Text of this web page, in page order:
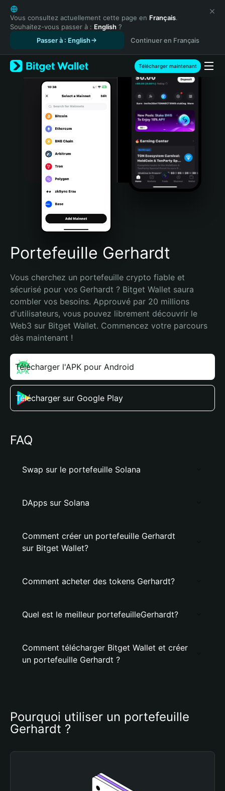
English
日本語
Tiếng Việt
Español (Latinoamérica)
Türkçe
Italiano
Português (Portugal)
Bahasa Indonesia
Português (Brasil)
Español (Argentina)
Vous consultez actuellement cette page en Français.
Souhaitez-vous passer à : English ?
Passer à : English
Continuer en Français
Télécharger maintenant
Portefeuille Gerhardt
Vous cherchez un portefeuille crypto fiable et
sécurisé pour vos Gerhardt ? Bitget Wallet saura
combler vos besoins. Approuvé par 20 millions
d'utilisateurs, vous pouvez librement découvrir le
Web3 sur Bitget Wallet. Commencez votre parcours
dès maintenant !
Télécharger l'APK pour Android
Télécharger sur Google Play
FAQ
Swap sur le portefeuille Solana
DApps sur Solana
Comment créer un portefeuille Gerhardt
sur Bitget Wallet?
Comment acheter des tokens Gerhardt?
Quel est le meilleur portefeuilleGerhardt?
Comment télécharger Bitget Wallet et créer
un portefeuille Gerhardt ?
Pourquoi utiliser un portefeuille
Gerhardt ?